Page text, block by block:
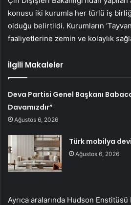
konusu iki kurumla her türlü iş
olduğu belirtildi. Kurumların
faaliyetlerine zemin ve kolaylık
İlgili Makaleler
Deva Partisi Genel Başkanı
Davamızdır”
Ağustos 6, 2026
Türk mobilya
Ağustos 6, 2026
Ayrıca aralarında Hudson